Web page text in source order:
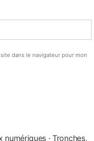
dans le navigateur pour mon
numériques ·Tronches,